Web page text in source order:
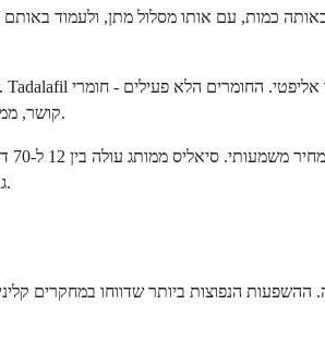
קושר, ממלאים, ציפויים - יכולים להשתנות מעט בין יצרנים, אך אלה אינם משפיעים על אופן פעולת התרופה.
יומי של 5 מ"ג, ניתן למצוא Tadalafil גנרי בפחות מ-1 דולר ליום בבתי מרקחת רבים עם כרטיס הנחה.